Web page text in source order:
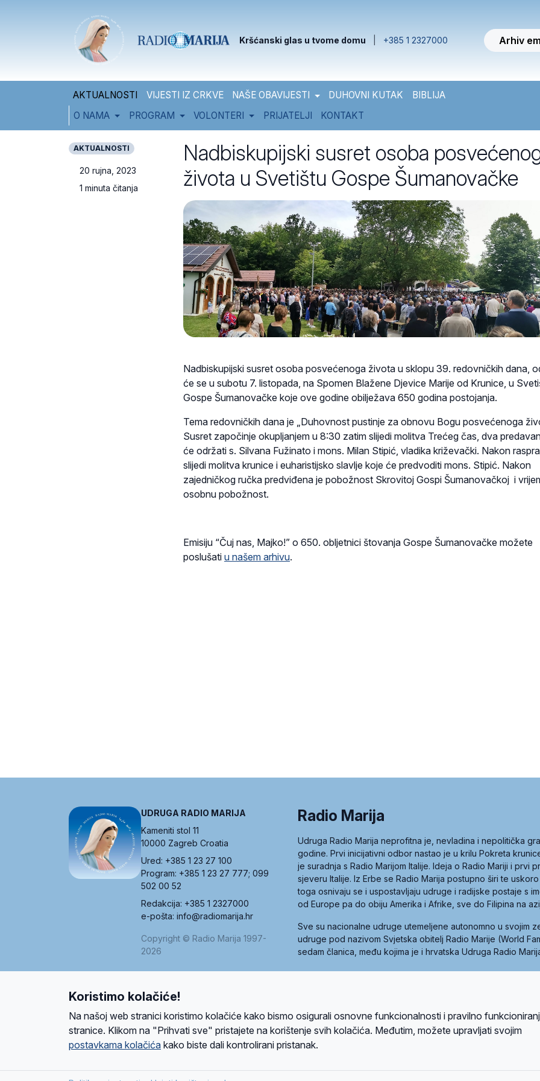
Kršćanski glas u tvome domu +385 1 2327000 Arhiv
AKTUALNOSTI VIJESTI IZ CRKVE NAŠE OBAVIJESTI DUHOVNI KUTAK
BIBLIJA
O NAMA
PROGRAM VOLONTERI PRIJATELJI KONTAKT
AKTUALNOSTI
20 rujna, 2023
1 minuta čitanja
Nadbiskupijski susret osoba
života u Svetištu Gospe Šumanovačke
Nadbiskupijski susret osoba posvećenoga života u sklopu 39. redovničkih dana,
će se u subotu 7. listopada, na Spomen Blažene Djevice Marije od Krunice, u
Gospe Šumanovačke koje ove godine obilježava 650 godina postojanja.
Tema redovničkih dana je „Duhovnost pustinje za obnovu Bogu posvećenoga
Susret započinje okupljanjem u 8:30 zatim slijedi molitva Trećeg čas, dva
će održati s. Silvana Fužinato i mons. Milan Stipić, vladika križevački. Nakon
slijedi molitva krunice i euharistijsko slavlje koje će predvoditi mons. Stipić. Nakon
zajedničkog ručka predviđena je pobožnost Skrovitoj Gospi Šumanovačkoj i
osobnu pobožnost.
Emisiju “Čuj nas, Majko!” o 650. obljetnici štovanja Gospe Šumanovačke možete
poslušati u našem arhivu.
UDRUGA RADIO MARIJA
Kameniti stol 11
10000 Zagreb Croatia
Ured: +385 1 23 27 100
Program: +385 1 23 27 777; 099
502 00 52
Redakcija: +385 1 2327000
e-pošta: info@radiomarija.hr
Copyright © Radio Marija 1997-
2026
Radio Marija
Udruga Radio Marija neprofitna je, nevladina i nepolitička
godine. Prvi inicijativni odbor nastao je u krilu Pokreta
je suradnja s Radio Marijom Italije. Ideja o Radio Mariji i prvi
sjeveru Italije. Iz Erbe se Radio Marija postupno širi te
toga osnivaju se i uspostavljaju udruge i radijske postaje s
od Europe pa do obiju Amerika i Afrike, sve do Filipina na
Sve su nacionalne udruge utemeljene autonomno u svojim
udruge pod nazivom Svjetska obitelj Radio Marije (World
sedam članica, među kojima je i hrvatska Udruga Radio
Ova stranica je zaštićena Google reCAPTCHA sustavom
Koristimo kolačiće!
Na našoj web stranici koristimo kolačiće kako bismo osigurali osnovne funkcionalnosti i pravilno
stranice. Klikom na "Prihvati sve" pristajete na korištenje svih kolačića. Međutim, možete upravljati svojim
postavkama kolačića kako biste dali kontrolirani pristanak.